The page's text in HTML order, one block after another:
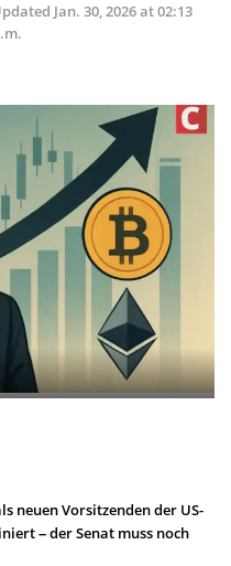
Jan. 30, 2026 at 02:13
neuen Vorsitzenden der US-
– der Senat muss noch